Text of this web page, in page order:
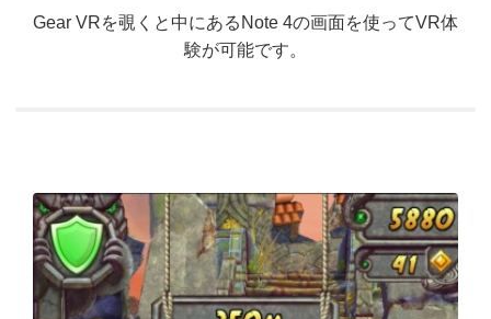
Gear VRを覗くと中にあるNote 4の画面を使ってVR体
験が可能です。